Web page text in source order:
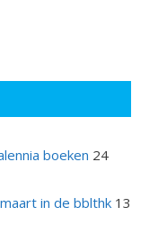
boeken 24
in de bblthk 13